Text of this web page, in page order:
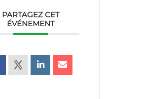
PARTAGEZ CET
ÉVÉNEMENT